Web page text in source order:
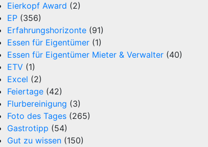
Eierkopf Award (2)
EP (356)
Erfahrungshorizonte (91)
Essen für Eigentümer (1)
Essen für Eigentümer Mieter & Verwalter (40)
ETV (1)
Excel (2)
Feiertage (42)
Flurbereinigung (3)
Foto des Tages (265)
Gastrotipp (54)
Gut zu wissen (150)